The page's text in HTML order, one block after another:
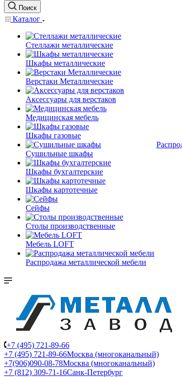
Поиск
Каталог
Стеллажи металлические
Шкафы металлические
Верстаки Металлические
Аксессуары для верстаков
Медицинская мебель
Шкафы газовые
Сушильные шкафы
Шкафы бухгалтерские
Шкафы картотечные
Сейфы
Столы производственные
Мебель LOFT
Распродажа металлической мебели
+7 (495) 721-89-66
+7 (495) 721-89-66Москва (многоканальный)
+7(906)090-08-78Москва (многоканальный)
+7 (812) 309-71-16Санк-Петербург